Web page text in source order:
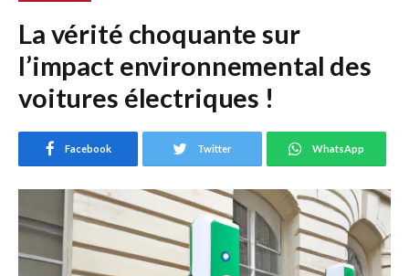
La vérité choquante sur
l’impact environnemental des
voitures électriques !
Facebook Twitter WhatsApp